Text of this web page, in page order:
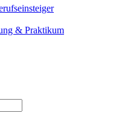
& Praktikum